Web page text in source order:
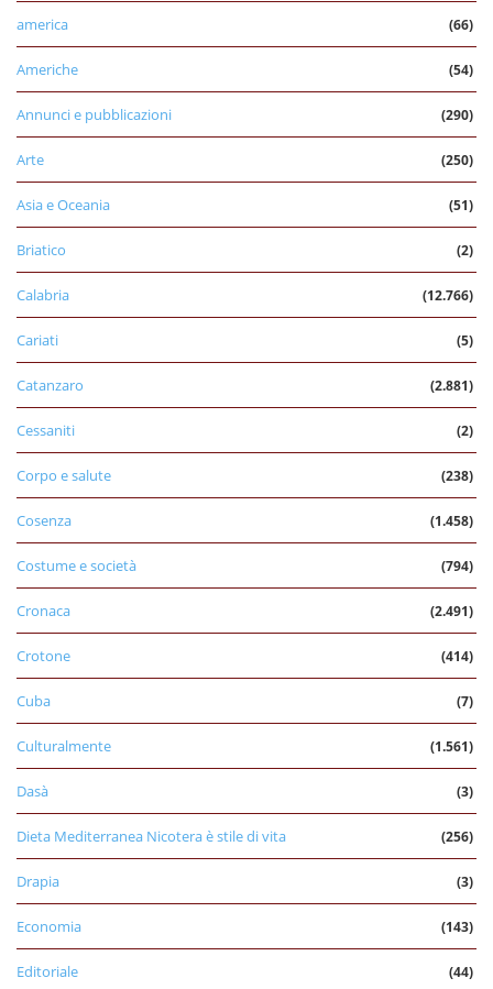
america (66)
Americhe (54)
Annunci e pubblicazioni (290)
Arte (250)
Asia e Oceania (51)
Briatico (2)
Calabria (12.766)
Cariati (5)
Catanzaro (2.881)
Cessaniti (2)
Corpo e salute (238)
Cosenza (1.458)
Costume e società (794)
Cronaca (2.491)
Crotone (414)
Cuba (7)
Culturalmente (1.561)
Dasà (3)
Dieta Mediterranea Nicotera è stile di vita (256)
Drapia (3)
Economia (143)
Editoriale (44)